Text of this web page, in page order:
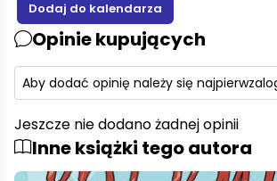
Opinie kupujących
Aby dodać opinię należy się najpierw
Jeszcze nie dodano żadnej opinii
Inne książki tego autora